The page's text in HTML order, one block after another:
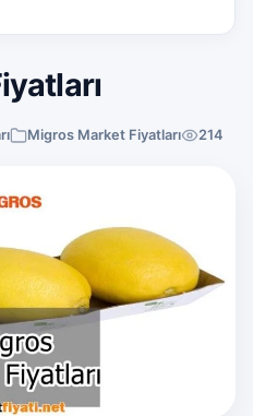
Migros Market Fiyatları 214